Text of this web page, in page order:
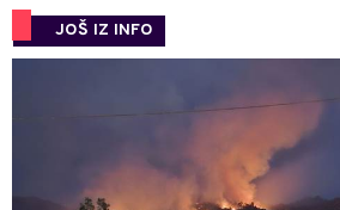
JOŠ IZ INFO